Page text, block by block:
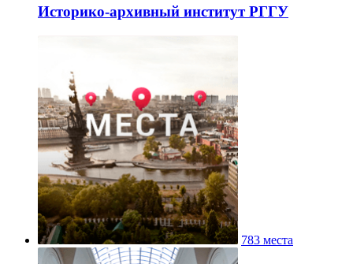
Историко-архивный институт РГГУ
783 места